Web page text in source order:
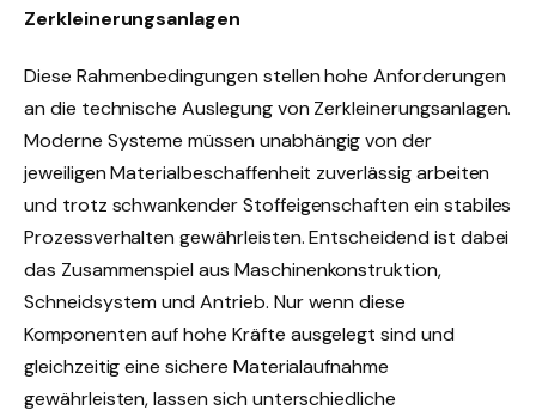
Zerkleinerungsanlagen
Diese Rahmenbedingungen stellen hohe Anforderungen
an die technische Auslegung von Zerkleinerungsanlagen.
Moderne Systeme müssen unabhängig von der
jeweiligen Materialbeschaffenheit zuverlässig arbeiten
und trotz schwankender Stoffeigenschaften ein stabiles
Prozessverhalten gewährleisten. Entscheidend ist dabei
das Zusammenspiel aus Maschinenkonstruktion,
Schneidsystem und Antrieb. Nur wenn diese
Komponenten auf hohe Kräfte ausgelegt sind und
gleichzeitig eine sichere Materialaufnahme
gewährleisten, lassen sich unterschiedliche